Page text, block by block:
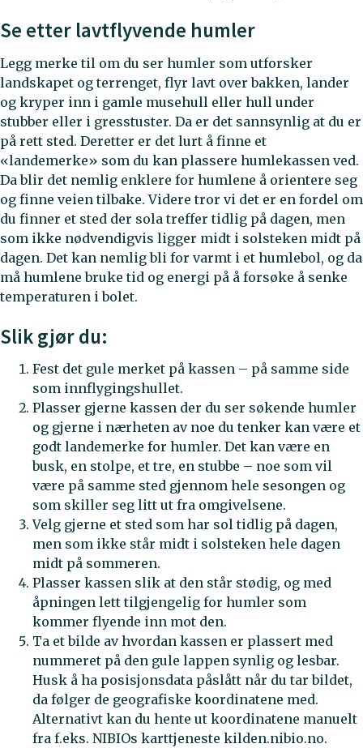
Se etter lavtflyvende humler
Legg merke til om du ser humler som utforsker
landskapet og terrenget, flyr lavt over bakken, lander
og kryper inn i gamle musehull eller hull under
stubber eller i gresstuster. Da er det sannsynlig at du er
på rett sted. Deretter er det lurt å finne et
«landemerke» som du kan plassere humlekassen ved.
Da blir det nemlig enklere for humlene å orientere seg
og finne veien tilbake. Videre tror vi det er en fordel om
du finner et sted der sola treffer tidlig på dagen, men
som ikke nødvendigvis ligger midt i solsteken midt på
dagen. Det kan nemlig bli for varmt i et humlebol, og da
må humlene bruke tid og energi på å forsøke å senke
temperaturen i bolet.
Slik gjør du:
Fest det gule merket på kassen – på samme side
som innflygingshullet.
Plasser gjerne kassen der du ser søkende humler
og gjerne i nærheten av noe du tenker kan være et
godt landemerke for humler. Det kan være en
busk, en stolpe, et tre, en stubbe – noe som vil
være på samme sted gjennom hele sesongen og
som skiller seg litt ut fra omgivelsene.
Velg gjerne et sted som har sol tidlig på dagen,
men som ikke står midt i solsteken hele dagen
midt på sommeren.
Plasser kassen slik at den står stødig, og med
åpningen lett tilgjengelig for humler som
kommer flyende inn mot den.
Ta et bilde av hvordan kassen er plassert med
nummeret på den gule lappen synlig og lesbar.
Husk å ha posisjonsdata påslått når du tar bildet,
da følger de geografiske koordinatene med.
Alternativt kan du hente ut koordinatene manuelt
fra f.eks. NIBIOs karttjeneste kilden.nibio.no.